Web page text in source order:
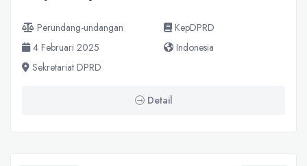
Perundang-undangan
KepDPRD
4 Februari 2025
Indonesia
Sekretariat DPRD
Detail